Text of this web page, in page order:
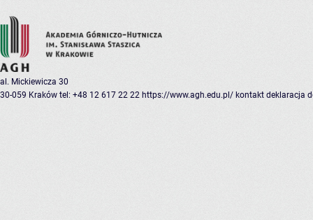
al. Mickiewicza 30
30-059 Kraków tel: +48 12 617 22 22 https://www.agh.edu.pl/ kontakt deklaracja